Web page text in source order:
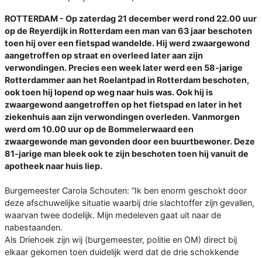
ROTTERDAM - Op zaterdag 21 december werd rond 22.00 uur
op de Reyerdijk in Rotterdam een man van 63 jaar beschoten
toen hij over een fietspad wandelde. Hij werd zwaargewond
aangetroffen op straat en overleed later aan zijn
verwondingen. Precies een week later werd een 58-jarige
Rotterdammer aan het Roelantpad in Rotterdam beschoten,
ook toen hij lopend op weg naar huis was. Ook hij is
zwaargewond aangetroffen op het fietspad en later in het
ziekenhuis aan zijn verwondingen overleden. Vanmorgen
werd om 10.00 uur op de Bommelerwaard een
zwaargewonde man gevonden door een buurtbewoner. Deze
81-jarige man bleek ook te zijn beschoten toen hij vanuit de
apotheek naar huis liep.
Burgemeester Carola Schouten: “Ik ben enorm geschokt door
deze afschuwelijke situatie waarbij drie slachtoffer zijn gevallen,
waarvan twee dodelijk. Mijn medeleven gaat uit naar de
nabestaanden.
Als Driehoek zijn wij (burgemeester, politie en OM) direct bij
elkaar gekomen toen duidelijk werd dat de drie schokkende